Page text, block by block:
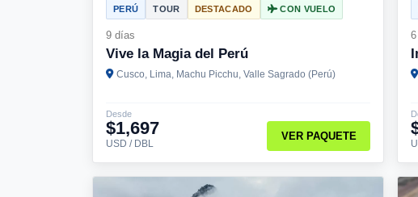
PERÚ TOUR DESTACADO CON VUELO
9 días
Vive la Magia del Perú
Cusco, Lima, Machu Picchu, Valle Sagrado (Perú)
Desde
$1,697
USD / DBL
VER PAQUETE